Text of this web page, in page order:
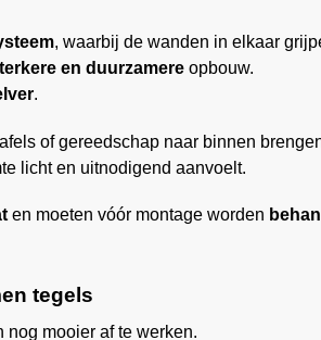
, waarbij de wanden in elkaar
en duurzamere opbouw.
.
of gereedschap naar binnen
licht en uitnodigend aanvoelt.
en moeten vóór montage worden
tegels
mooier af te werken.